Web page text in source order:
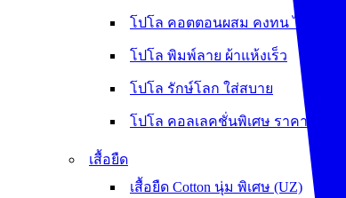
โปโล คอตตอนผสม คงทน ไม่หดย้วย
โปโล พิมพ์ลาย ผ้าแห้งเร็ว
โปโล รักษ์โลก ใส่สบาย
โปโล คอลเลคชั่นพิเศษ ราคาพิเศษ
เสื้อยืด
เสื้อยืด Cotton นุ่ม พิเศษ (UZ)